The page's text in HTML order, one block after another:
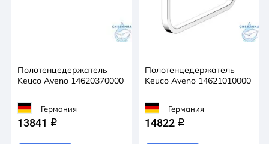
Полотенцедержатель
Keuco Aveno 14620370000
Германия
13841 q
Полотенцедержатель
Keuco Aveno 14621010000
Германия
14822 q